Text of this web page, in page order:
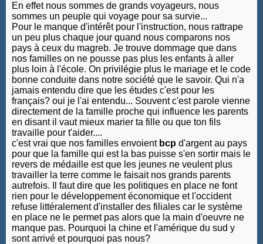
En effet nous sommes de grands voyageurs, nous
sommes un peuple qui voyage pour sa survie...
Pour le manque d'intérêt pour l'instruction, nous rattrape
un peu plus chaque jour quand nous comparons nos
pays à ceux du magreb. Je trouve dommage que dans
nos familles on ne pousse pas plus les enfants à aller
plus loin à l'école. On privilégie plus le mariage et le code
bonne conduite dans notre société que le savoir. Qui n'a
jamais entendu dire que les études c'est pour les
français? oui je l'ai entendu... Souvent c'est parole vienne
directement de la famille proche qui influence les parents
en disant il vaut mieux marier ta fille ou que ton fils
travaille pour t'aider....
c'est vrai que nos familles envoient bcp d'argent au pays
pour que la famille qui est la bas puisse s'en sortir mais le
revers de médaille est que les jeunes ne veulent plus
travailler la terre comme le faisait nos grands parents
autrefois. Il faut dire que les politiques en place ne font
rien pour le développement économique et l'occident
refuse littéralement d'installer des filiales car le système
en place ne le permet pas alors que la main d'oeuvre ne
manque pas. Pourquoi la chine et l'amérique du sud y
sont arrivé et pourquoi pas nous?